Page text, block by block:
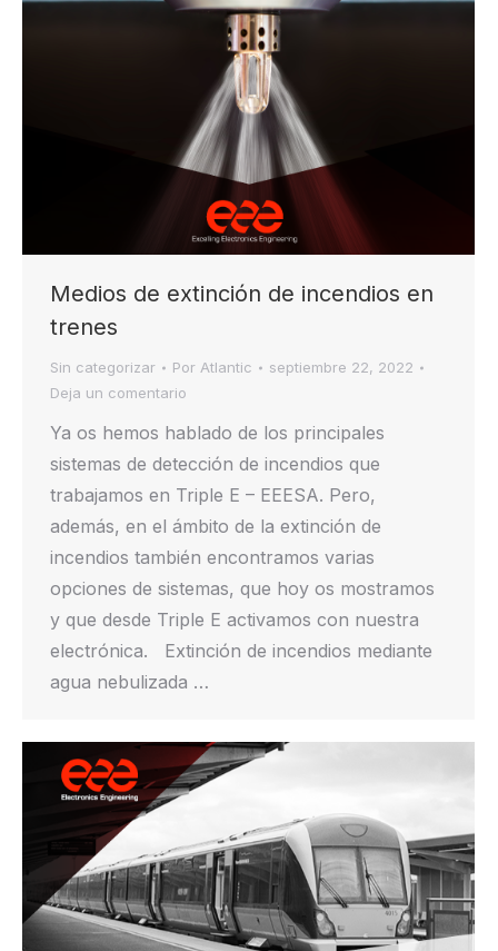
Medios de extinción de incendios en
trenes
Sin categorizar Por Atlantic
septiembre 22, 2022
Deja un comentario
Ya os hemos hablado de los principales
sistemas de detección de incendios que
trabajamos en Triple E – EEESA. Pero,
además, en el ámbito de la extinción de
incendios también encontramos varias
opciones de sistemas, que hoy os mostramos
y que desde Triple E activamos con nuestra
electrónica. Extinción de incendios mediante
agua nebulizada …